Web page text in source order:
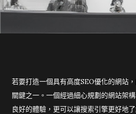
若要打造一個具有高度SEO優化的網站
關鍵之一。一個經過細心規劃的網站架
良好的體驗，更可以讓搜索引擎更好地